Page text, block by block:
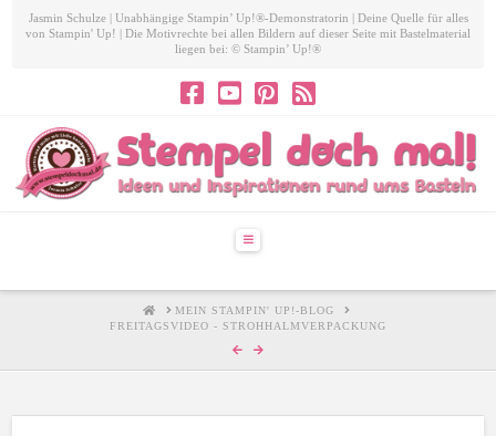
Jasmin Schulze | Unabhängige Stampin’ Up!®-Demonstratorin | Deine Quelle für alles
von Stampin' Up! | Die Motivrechte bei allen Bildern auf dieser Seite mit Bastelmaterial
liegen bei: © Stampin’ Up!®
Navigation
HOMEMEIN STAMPIN' UP!-BLOG
FREITAGSVIDEO - STROHHALMVERPACKUNG